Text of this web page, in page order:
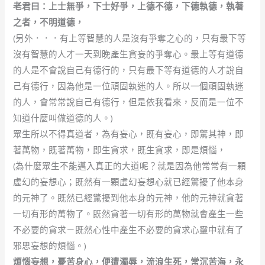
老君曰：上士無爭，下士好爭，上德不德，下德執德，執著
之者，不明道德，
(另外．．．有上等智慧的人是沒有爭奪之心的，只有最下等
沒有智慧的人才一天到晚產生貪妄的爭奪心。最上等有道德
的人是不會說自己有德行的，只有最下等有道德的人才說自
己有德行，因為他是一位頑固執迷的人。所以一個頑固執迷
的人，會常常說自己有德行，但是依我看來，反而是一位不
知道什麼叫做道德的人。)
眾生所以不得真道者，為有妄心，既有妄心，即驚其神，即
著萬物，既著萬物，即生貪求，既生貪求，即是煩惱，
(為什麼眾生不能邁入真正的大道呢？就是因為他常常有一顆
虛幻的妄想心；既然有一顆虛幻妄想心就已經驚擾了他本身
的元神了。既然已經驚擾到他本身的元神，他的元神就貪著
一切有形的萬物了。既然貪著一切有形的萬物就會產生一些
不必要的貪求－既然心性中產生不必要的貪求心靈中就有了
邪思妄想的煩惱。)
煩惱妄想，憂苦身心，便遭濁辱，流浪生死，常沉苦海，永